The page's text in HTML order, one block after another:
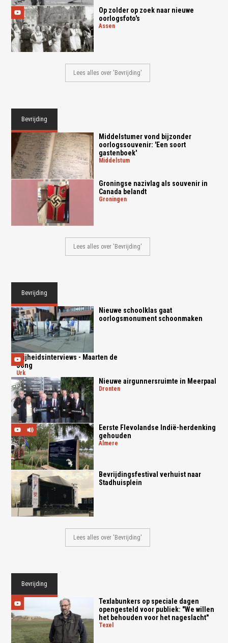
Op zolder op zoek naar nieuwe
oorlogsfoto's
assen
Lees alles over 'Bevrijding'
Bevrijding
Middelstumer vond bijzonder
oorlogssouvenir: 'Een soort
gastenboek'
middelstum
Groningse nazivlag als souvenir in
Canada belandt
groningen
Lees alles over 'Bevrijding'
Bevrijding
Nieuwe schoolklas gaat
oorlogsmonument schoonmaken
Vrijheidsinterviews - Maarten de
Jong
urk
Nieuwe airgunnersruimte in Meerpaal
dronten
Eerste Flevolandse Indië-herdenking
gehouden
almere
Bevrijdingsfestival verhuist naar
Stadhuisplein
Lees alles over 'Bevrijding'
Bevrijding
Texlabunkers op speciale dagen
opengesteld voor publiek: "We willen
het behouden voor het nageslacht"
texel